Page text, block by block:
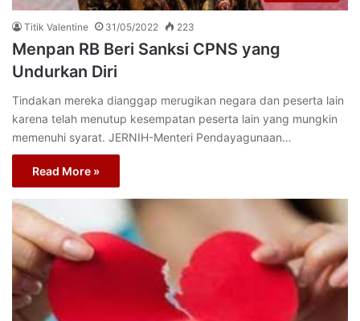
Titik Valentine 31/05/2022 223
Menpan RB Beri Sanksi CPNS yang
Undurkan Diri
Tindakan mereka dianggap merugikan negara dan peserta lain
karena telah menutup kesempatan peserta lain yang mungkin
memenuhi syarat. JERNIH-Menteri Pendayagunaan…
Read More »